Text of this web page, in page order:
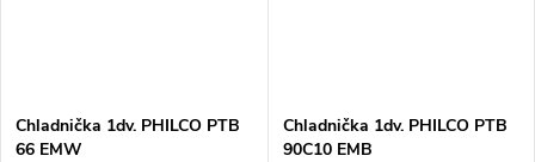
Chladnička 1dv. PHILCO PTB
66 EMW
Chladnička 1dv. PHILCO PTB
90C10 EMB